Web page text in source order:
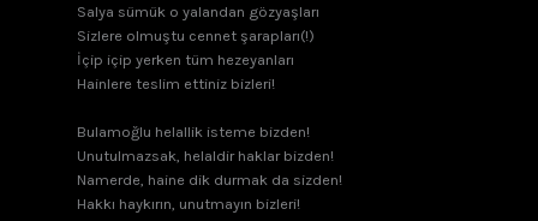
Salya sümük o yalandan gözyaşları
Sizlere olmuştu cennet şarapları(!)
İçip içip yerken tüm hezeyanları
Hainlere teslim ettiniz bizleri!
Bulamoğlu helallik isteme bizden!
Unutulmazsak, helaldir haklar bizden!
Namerde, haine dik durmak da sizden!
Hakkı haykırın, unutmayın bizleri!